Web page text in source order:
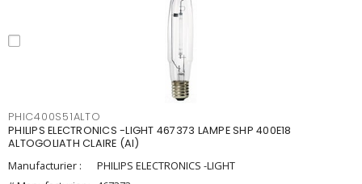
PHIC400S51ALTO
PHILIPS ELECTRONICS -LIGHT 467373 LAMPE SHP 400E18
ALTOGOLIATH CLAIRE (AI)
Manufacturier :
PHILIPS ELECTRONICS -LIGHT